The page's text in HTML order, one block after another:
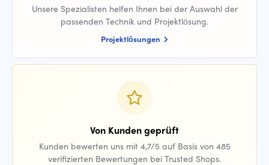
Unsere Spezialisten helfen Ihnen bei der Auswahl der
passenden Technik und Projektlösung.
Projektlösungen
Von Kunden geprüft
Kunden bewerten uns mit 4,7/5 auf Basis von 485
verifizierten Bewertungen bei Trusted Shops.